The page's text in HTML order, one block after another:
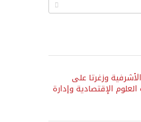
وزغرتا على
الإقتصادية وإدارة